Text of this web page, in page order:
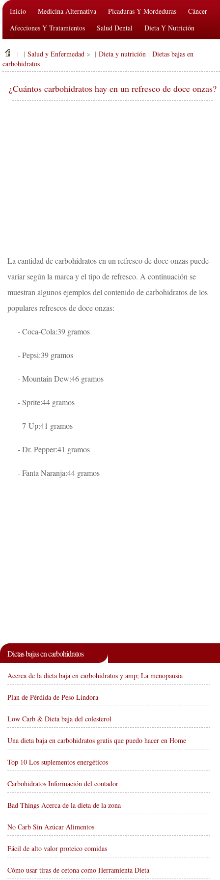
Inicio Medicina Alternativa Picaduras Y Mordeduras
Cáncer
Afecciones Y Tratamientos
Salud Dental
Dieta Y Nutrición
Salud Pública Y Seguridad
Cirugías Y Procedimientos
| | Salud y Enfermedad > | Dieta y nutrición | Dietas bajas en
carbohidratos
¿Cuántos carbohidratos hay en un refresco de doce onzas?
La cantidad de carbohidratos en un refresco de doce onzas puede
variar según la marca y el tipo de refresco. A continuación se
muestran algunos ejemplos del contenido de carbohidratos de los
populares refrescos de doce onzas:
- Coca-Cola:39 gramos
- Pepsi:39 gramos
- Mountain Dew:46 gramos
- Sprite:44 gramos
- 7-Up:41 gramos
- Dr. Pepper:41 gramos
- Fanta Naranja:44 gramos
Dietas bajas en carbohidratos
Acerca de la dieta baja en carbohidratos y amp; La menopausia
Plan de Pérdida de Peso Lindora
Low Carb & Dieta baja del colesterol
Una dieta baja en carbohidratos gratis que puedo hacer en Home
Top 10 Los suplementos energéticos
Carbohidratos Información del contador
Bad Things Acerca de la dieta de la zona
No Carb Sin Azúcar Alimentos
Fácil de alto valor proteico comidas
Cómo usar tiras de cetona como Herramienta Dieta